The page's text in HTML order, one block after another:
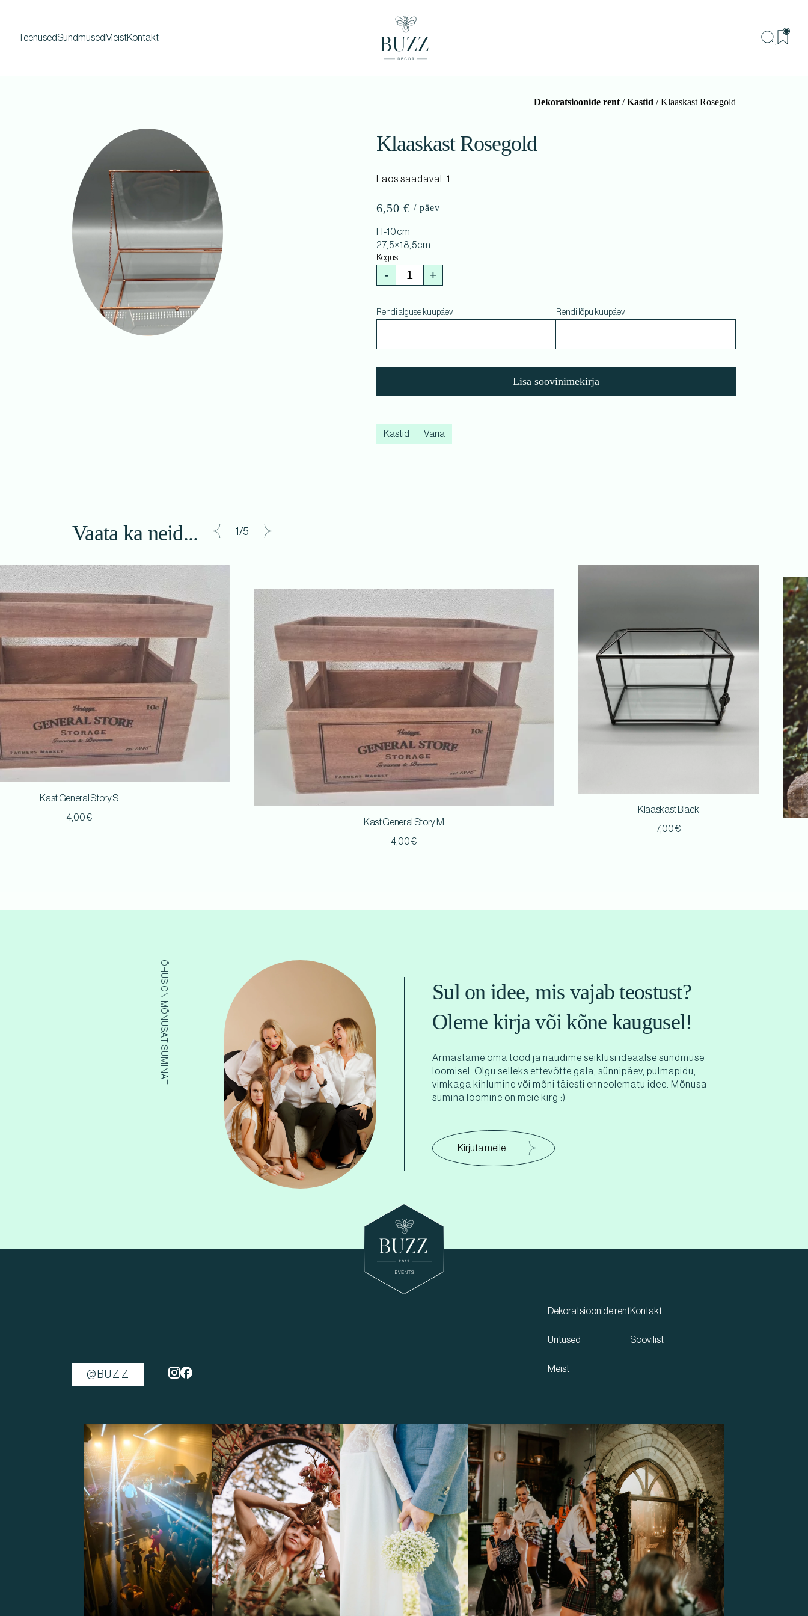
TeenusedSündmused MeistKontakt
Dekoratsioonide rent /Kastid / Klaaskast Rosegold
Klaaskast Rosegold
Laos saadaval: 1
6,50€
H-10cm
27,5×18,5cm
- +
Rendi alguse kuupäev Rendi lõpu kuupäev
Lisa soovinimekirja
Kastid Varia
Vaata ka neid... 1/5
Kast General Story S
4,00€
Kast General Story M
4,00€
Klaaskast Black
7,00€
ÕHUS ON MÕNUSAT SUMINAT
Sul on idee, mis vajab teostust?
Oleme kirja või kõne kaugusel!
Armastame oma tööd ja naudime seiklusi ideaalse sündmuse
loomisel. Olgu selleks ettevõtte gala, sünnipäev, pulmapidu,
vimkaga kihlumine või mõni täiesti enneolematu idee. Mõnusa
sumina loomine on meie kirg :)
Kirjuta meile
@BUZZ
Dekoratsioonide rent
Üritused
Meist
Kontakt
Soovilist